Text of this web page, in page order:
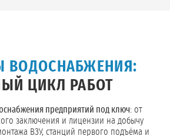
ВОДОСНАБЖЕНИЯ:
ЦИКЛ РАБОТ
предприятий под ключ: от
заключения и лицензии на добычу
ВЗУ, станций первого подъёма и